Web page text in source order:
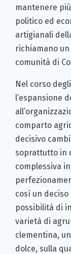
mantenere
politico ed
artigianali
richiamano
comunità di
Nel corso
l’espansione
comparto
decisivo
soprattutto in
complessiva
così un
possibilità di
varietà di
clementina,
dolce, sulla